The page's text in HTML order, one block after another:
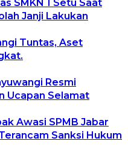
SMKN 1 Setu Saat
Janji Lakukan
Tuntas, Aset
Resmi
Ucapan Selamat
Awasi SPMB Jabar
Sanksi Hukum